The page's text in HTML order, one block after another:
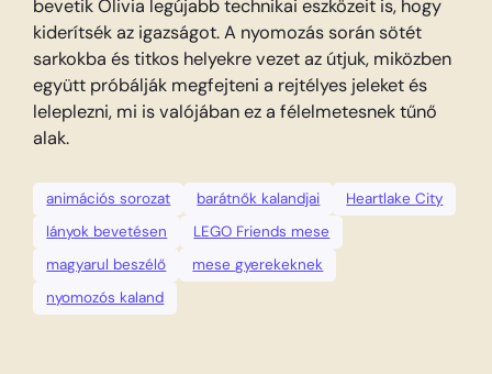
bevetik Olivia legújabb technikai eszközeit is, hogy
kiderítsék az igazságot. A nyomozás során sötét
sarkokba és titkos helyekre vezet az útjuk, miközben
együtt próbálják megfejteni a rejtélyes jeleket és
leleplezni, mi is valójában ez a félelmetesnek tűnő
alak.
animációs sorozat barátnők kalandjai
Heartlake City
lányok bevetésen
LEGO Friends mese
magyarul beszélő
mese gyerekeknek
nyomozós kaland